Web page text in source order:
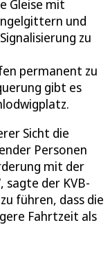
Gleise mit
und
zu
permanent zu
gibt es
Sicht die
Personen
mit der
sagte der KVB-
führen, dass die
Fahrtzeit als